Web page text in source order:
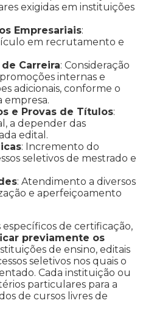
exigidas em instituições
Empresariais:
em recrutamento e
Carreira: Consideração
internas e
adicionais, conforme o
empresa.
e Provas de Títulos:
a depender das
edital.
: Incremento do
seletivos de mestrado e
: Atendimento a diversos
e aperfeiçoamento
específicos de certificação,
previamente os
de ensino, editais
seletivos nos quais o
Cada instituição ou
particulares para a
de cursos livres de